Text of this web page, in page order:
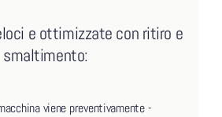
e ottimizzate con ritiro e
smaltimento:
viene preventivamente -